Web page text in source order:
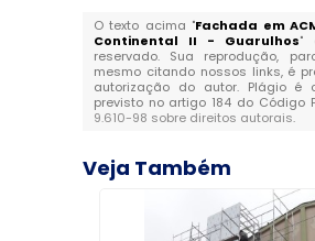
O texto acima "Fachada em
Continental II - Guarulhos"
reservado. Sua reprodução,
mesmo citando nossos links, é
autorização do autor. Plágio é
previsto no artigo 184 do Código
9.610-98 sobre direitos autorais.
Veja Também